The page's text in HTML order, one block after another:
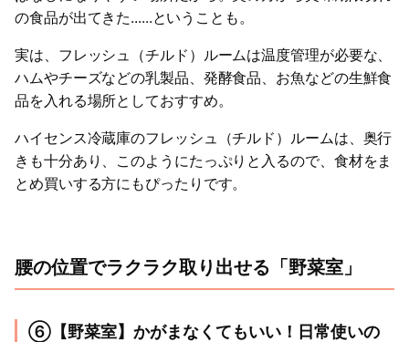
の食品が出てきた......ということも。
実は、フレッシュ（チルド）ルームは温度管理が必要な、
ハムやチーズなどの乳製品、発酵食品、お魚などの生鮮食
品を入れる場所としておすすめ。
ハイセンス冷蔵庫のフレッシュ（チルド）ルームは、奥行
きも十分あり、このようにたっぷりと入るので、食材をま
とめ買いする方にもぴったりです。
腰の位置でラクラク取り出せる「野菜室」
⑥【野菜室】かがまなくてもいい！日常使いの